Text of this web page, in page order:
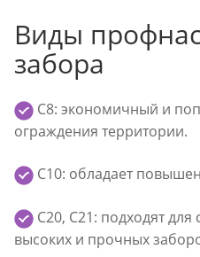
Виды
забора
С8: экономичный и
ограждения территории.
С10: обладает
С20, С21: подходят для
высоких и прочных